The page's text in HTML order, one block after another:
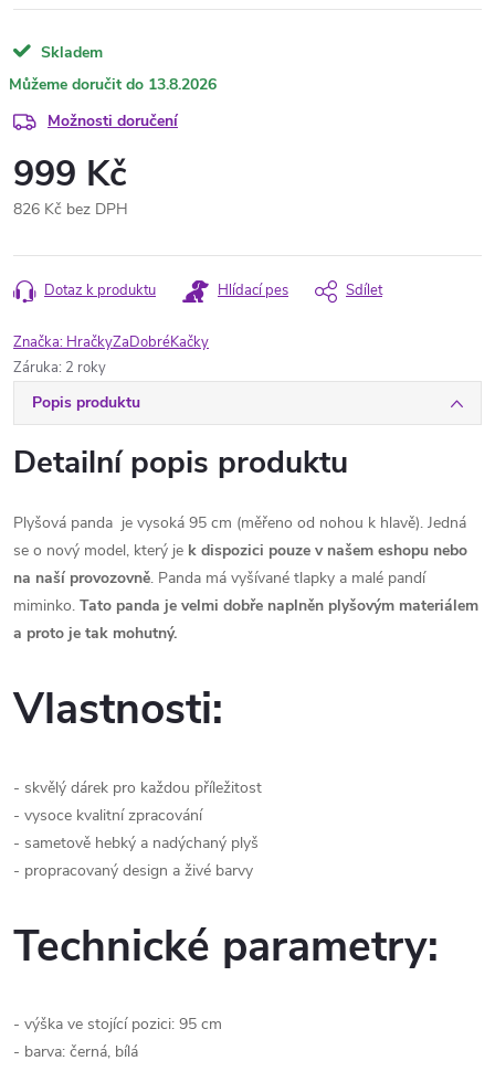
Skladem
13.8.2026
Možnosti doručení
999 Kč
826 Kč bez DPH
cena:
Dotaz k produktu Hlídací pes Sdílet
Značka: HračkyZaDobréKačky
Záruka: 2 roky
Popis produktu
Detailní popis produktu
Plyšová panda je vysoká 95 cm (měřeno od nohou k hlavě). Jedná
se o nový model, který je k dispozici pouze v našem eshopu nebo
na naší provozovně. Panda má vyšívané tlapky a malé pandí
miminko. Tato panda je velmi dobře naplněn plyšovým materiálem
a proto je tak mohutný.
Vlastnosti:
- skvělý dárek pro každou příležitost
- vysoce kvalitní zpracování
- sametově hebký a nadýchaný plyš
- propracovaný design a živé barvy
Technické parametry:
- výška ve stojící pozici: 95 cm
- barva: černá, bílá